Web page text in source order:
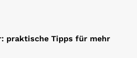
praktische Tipps für mehr